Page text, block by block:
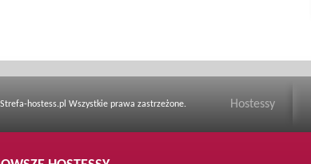
hostess.pl Wszystkie prawa zastrzeżone. Hostessy